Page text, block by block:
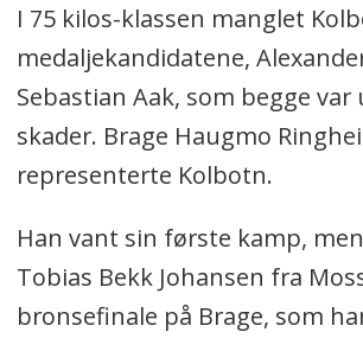
I 75 kilos-klassen manglet
medaljekandidatene,
Sebastian Aak, som begge var
skader. Brage Haugmo
representerte Kolbotn.
Han vant sin første kamp,
Tobias Bekk Johansen fra
bronsefinale på Brage, som